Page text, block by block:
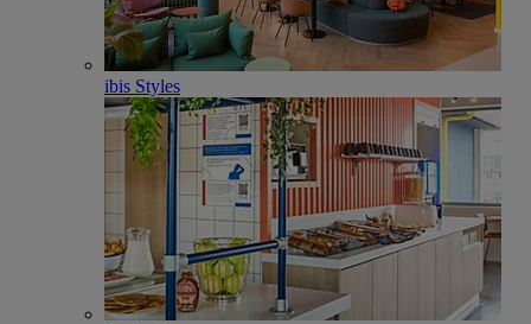
ibis Styles